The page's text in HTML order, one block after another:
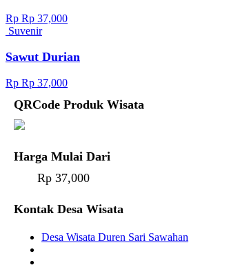
Rp Rp 37,000
Suvenir
Sawut Durian
Rp Rp 37,000
QRCode Produk Wisata
Harga Mulai Dari
Rp 37,000
Kontak Desa Wisata
Desa Wisata Duren Sari Sawahan